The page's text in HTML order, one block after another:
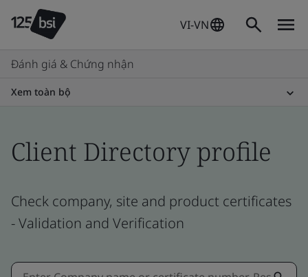
VI-VN
Đánh giá & Chứng nhận
Xem toàn bộ
Client Directory profile
Check company, site and product certificates
- Validation and Verification